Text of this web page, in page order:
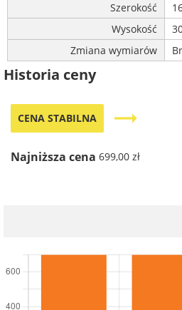
Szerokość
Wysokość
Zmiana wymiarów
Historia ceny
CENA STABILNA trending_flat
Najniższa cena 699,00 zł